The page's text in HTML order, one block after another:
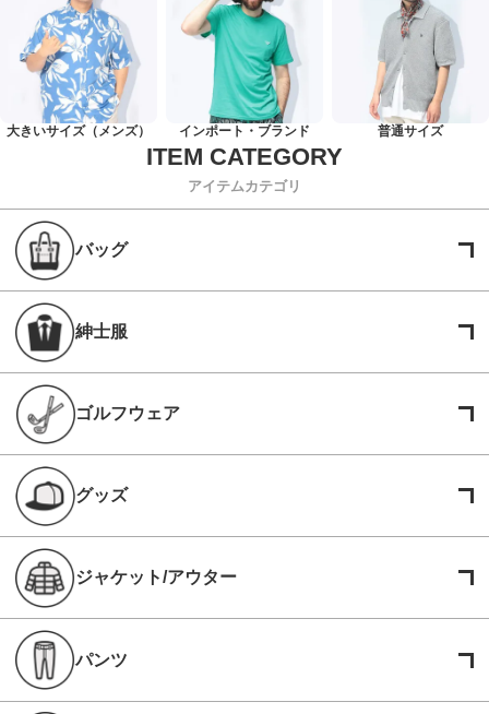
大きいサイズ（メンズ） インポート・ブランド 普通サイズ
アイテムカテゴリ
バッグ
紳士服
ゴルフウェア
グッズ
ジャケット/アウター
パンツ